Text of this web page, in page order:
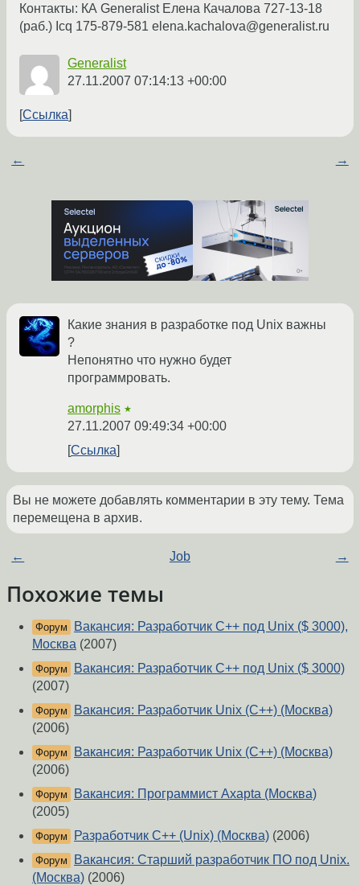
Контакты: КА Generalist Елена Качалова 727-13-18
(раб.) Icq 175-879-581 elena.kachalova@generalist.ru
Generalist
27.11.2007 07:14:13 +00:00
Ссылка
← →
Какие знания в разработке под Unix важны
?
Непонятно что нужно будет
программровать.
amorphis ★
27.11.2007 09:49:34 +00:00
Ссылка
Вы не можете добавлять комментарии в эту тему. Тема
перемещена в архив.
← Job →
Похожие темы
Форум
Вакансия: Разработчик С++ под Unix ($ 3000),
Москва (2007)
Форум
Вакансия: Разработчик С++ под Unix ($ 3000)
(2007)
Форум
Вакансия: Разработчик Unix (С++) (Москва)
(2006)
Форум
Вакансия: Разработчик Unix (С++) (Москва)
(2006)
Форум
Вакансия: Программист Axapta (Москва)
(2005)
Форум Разработчик C++ (Unix) (Москва) (2006)
Форум
Вакансия: Старший разработчик ПО под Unix.
(Москва) (2006)